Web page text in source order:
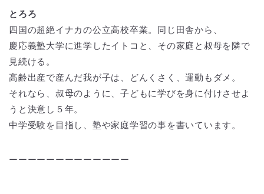
とろろ
四国の超絶イナカの公立高校卒業。同じ田舎から、
慶応義塾大学に進学したイトコと、その家庭と叔母を隣で
見続ける。
高齢出産で産んだ我が子は、どんくさく、運動もダメ。
それなら、叔母のように、子どもに学びを身に付けさせよ
うと決意し５年。
中学受験を目指し、塾や家庭学習の事を書いています。
ーーーーーーーーーーーーー